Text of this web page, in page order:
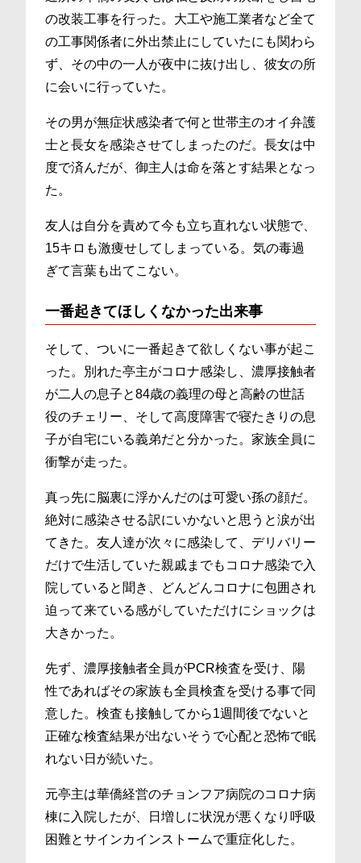
の改装工事を行った。大工や施工業者など全て
の工事関係者に外出禁止にしていたにも関わら
ず、その中の一人が夜中に抜け出し、彼女の所
に会いに行っていた。
その男が無症状感染者で何と世帯主のオイ弁護
士と長女を感染させてしまったのだ。長女は中
度で済んだが、御主人は命を落とす結果となっ
た。
友人は自分を責めて今も立ち直れない状態で、
15キロも激痩せしてしまっている。気の毒過
ぎて言葉も出てこない。
一番起きてほしくなかった出来事
そして、ついに一番起きて欲しくない事が起こ
った。別れた亭主がコロナ感染し、濃厚接触者
が二人の息子と84歳の義理の母と高齢の世話
役のチェリー、そして高度障害で寝たきりの息
子が自宅にいる義弟だと分かった。家族全員に
衝撃が走った。
真っ先に脳裏に浮かんだのは可愛い孫の顔だ。
絶対に感染させる訳にいかないと思うと涙が出
てきた。友人達が次々に感染して、デリバリー
だけで生活していた親戚までもコロナ感染で入
院していると聞き、どんどんコロナに包囲され
迫って来ている感がしていただけにショックは
大きかった。
先ず、濃厚接触者全員がPCR検査を受け、陽
性であればその家族も全員検査を受ける事で同
意した。検査も接触してから1週間後でないと
正確な検査結果が出ないそうで心配と恐怖で眠
れない日が続いた。
元亭主は華僑経営のチョンフア病院のコロナ病
棟に入院したが、日増しに状況が悪くなり呼吸
困難とサインカインストームで重症化した。